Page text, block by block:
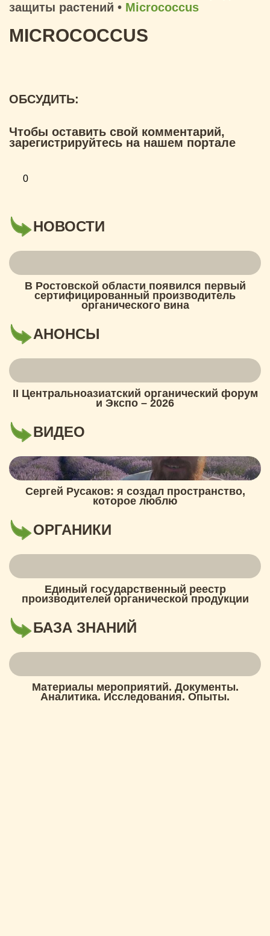
защиты растений • Micrococcus
MICROCOCCUS
ОБСУДИТЬ:
Чтобы оставить свой комментарий,
зарегистрируйтесь на нашем портале
0
НОВОСТИ
В Ростовской области появился первый
сертифицированный производитель
органического вина
АНОНСЫ
II Центральноазиатский органический форум
и Экспо – 2026
ВИДЕО
Сергей Русаков: я создал пространство,
которое люблю
ОРГАНИКИ
Единый государственный реестр
производителей органической продукции
БАЗА ЗНАНИЙ
Материалы мероприятий. Документы.
Аналитика. Исследования. Опыты.